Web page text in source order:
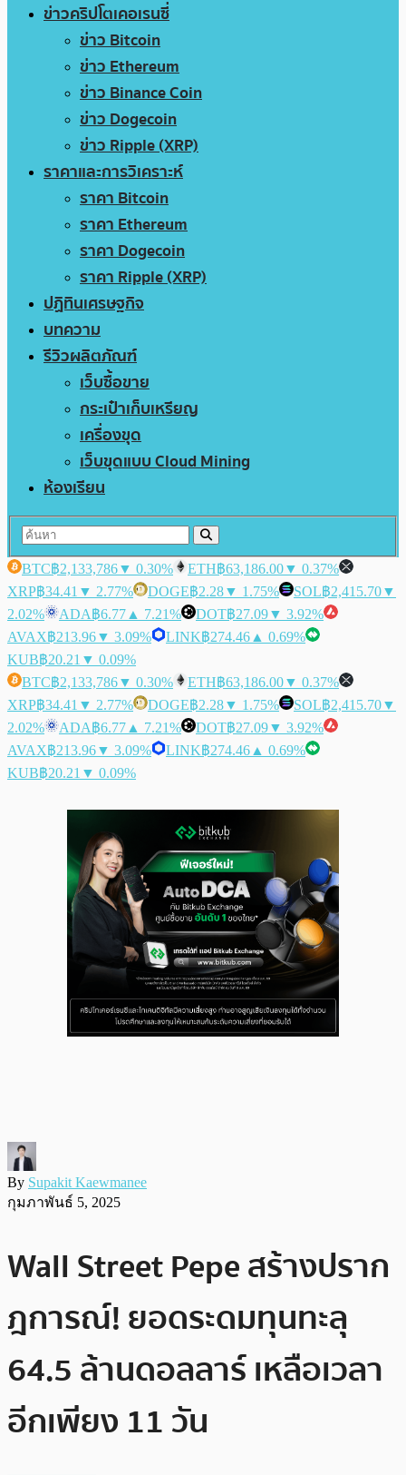
ข่าวคริปโตเคอเรนซี่
ข่าว Bitcoin
ข่าว Ethereum
ข่าว Binance Coin
ข่าว Dogecoin
ข่าว Ripple (XRP)
ราคาและการวิเคราะห์
ราคา Bitcoin
ราคา Ethereum
ราคา Dogecoin
ราคา Ripple (XRP)
ปฏิทินเศรษฐกิจ
บทความ
รีวิวผลิตภัณฑ์
เว็บซื้อขาย
กระเป๋าเก็บเหรียญ
เครื่องขุด
เว็บขุดแบบ Cloud Mining
ห้องเรียน
BTC฿2,133,786▼ 0.30% ETH฿63,186.00▼ 0.37%
XRP฿34.41 ▼ 2.77% DOGE฿2.28▼ 1.75% SOL฿2,415.70▼
2.02%
ADA฿6.77 ▲ 7.21% DOT฿27.09▼ 3.92%
AVAX฿213.96▼ 3.09% LINK฿274.46 ▲ 0.69%
KUB฿20.21 ▼ 0.09%
BTC฿2,133,786▼ 0.30% ETH฿63,186.00▼ 0.37%
XRP฿34.41 ▼ 2.77% DOGE฿2.28▼ 1.75% SOL฿2,415.70▼
2.02%
ADA฿6.77 ▲ 7.21% DOT฿27.09▼ 3.92%
AVAX฿213.96▼ 3.09% LINK฿274.46 ▲ 0.69%
KUB฿20.21 ▼ 0.09%
By Supakit Kaewmanee
กุมภาพันธ์ 5, 2025
Wall Street Pepe สร้างปราก
ฎการณ์! ยอดระดมทุนทะลุ
64.5 ล้านดอลลาร์ เหลือเวลา
อีกเพียง 11 วัน